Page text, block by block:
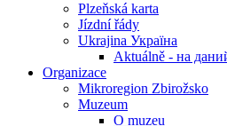
Plzeňská karta
Jízdní řády
Ukrajina Україна
Aktuálně - на
Organizace
Mikroregion Zbirožsko
Muzeum
O muzeu